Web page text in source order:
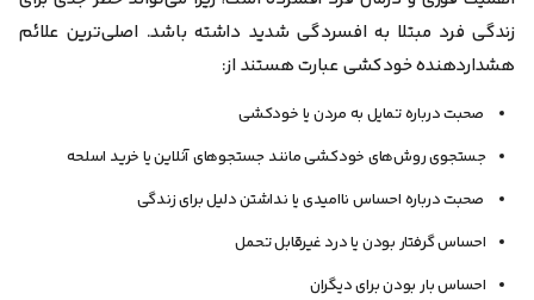
زندگی فرد مبتلا به افسردگی شدید داشته باشد. اصلی‌ترین علائم
هشداردهنده خودکشی عبارت هستند از:
صحبت درباره تمایل به مردن یا خودکشی
جستجوی روش‌های خودکشی مانند جستجوهای آنلاین یا خرید اسلحه
صحبت درباره احساس ناامیدی یا نداشتن دلیل برای زندگی
احساس گرفتار بودن یا درد غیرقابل تحمل
احساس بار بودن برای دیگران